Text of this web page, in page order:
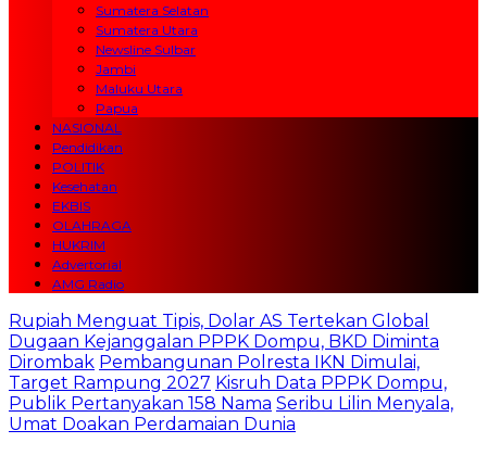
Sumatera Selatan
Sumatera Utara
Newsline Sulbar
Jambi
Maluku Utara
Papua
NASIONAL
Pendidikan
POLITIK
Kesehatan
EKBIS
OLAHRAGA
HUKRIM
Advertorial
AMG Radio
Rupiah Menguat Tipis, Dolar AS Tertekan Global
Dugaan Kejanggalan PPPK Dompu, BKD Diminta
Dirombak Pembangunan Polresta IKN Dimulai,
Target Rampung 2027 Kisruh Data PPPK Dompu,
Publik Pertanyakan 158 Nama Seribu Lilin Menyala,
Umat Doakan Perdamaian Dunia